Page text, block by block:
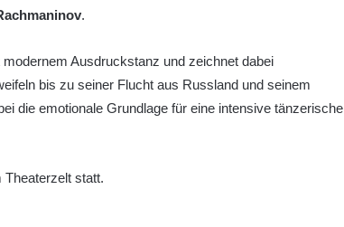
.
Ausdruckstanz und zeichnet dabei
bis zu seiner Flucht aus Russland und seinem
die emotionale Grundlage für eine intensive tänzerische
Theaterzelt statt.